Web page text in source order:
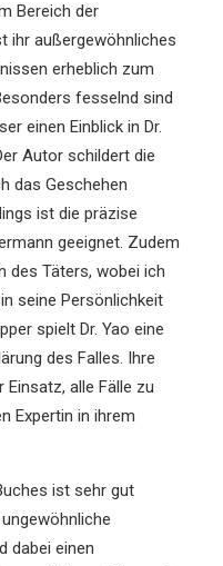
Bereich der
ihr außergewöhnliches
erheblich zum
fesselnd sind
einen Einblick in Dr.
Autor schildert die
das Geschehen
ist die präzise
geeignet. Zudem
des Täters, wobei ich
seine Persönlichkeit
spielt Dr. Yao eine
des Falles. Ihre
alle Fälle zu
Expertin in ihrem
ist sehr gut
dabei einen